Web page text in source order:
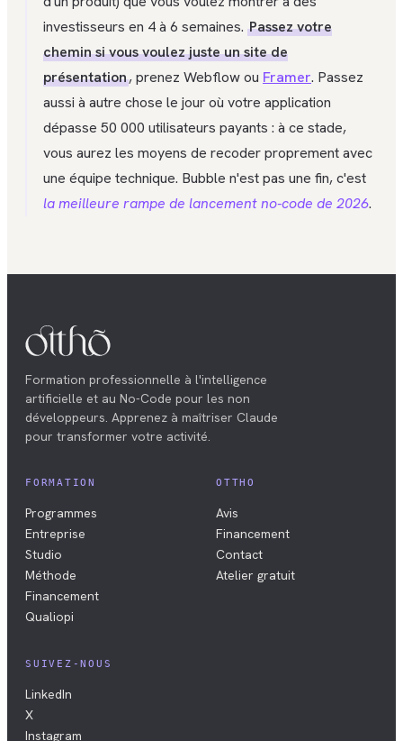
investisseurs en 4 à 6 semaines. Passez votre
chemin si vous voulez juste un site de
présentation, prenez Webflow ou Framer. Passez
aussi à autre chose le jour où votre application
dépasse 50 000 utilisateurs payants : à ce stade,
vous aurez les moyens de recoder proprement avec
une équipe technique. Bubble n'est pas une fin, c'est
la meilleure rampe de lancement no-code de 2026.
Formation professionnelle à l'intelligence
artificielle et au No-Code pour les non
développeurs. Apprenez à maîtriser Claude
pour transformer votre activité.
FORMATION
Programmes
Entreprise
Studio
Méthode
Financement
Qualiopi
OTTHO
Avis
Financement
Contact
Atelier gratuit
SUIVEZ-NOUS
LinkedIn
X
Instagram